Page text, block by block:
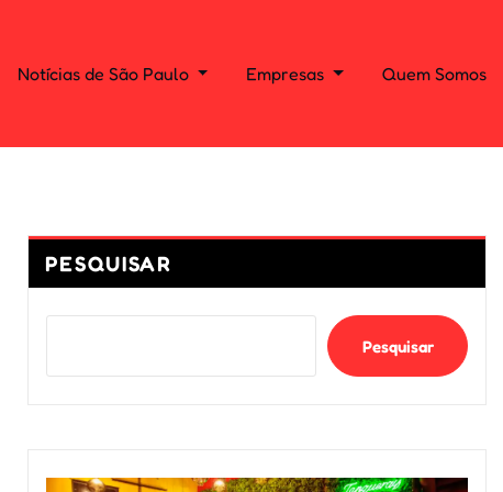
Notícias de São Paulo Empresas Quem Somos
PESQUISAR
Pesquisar